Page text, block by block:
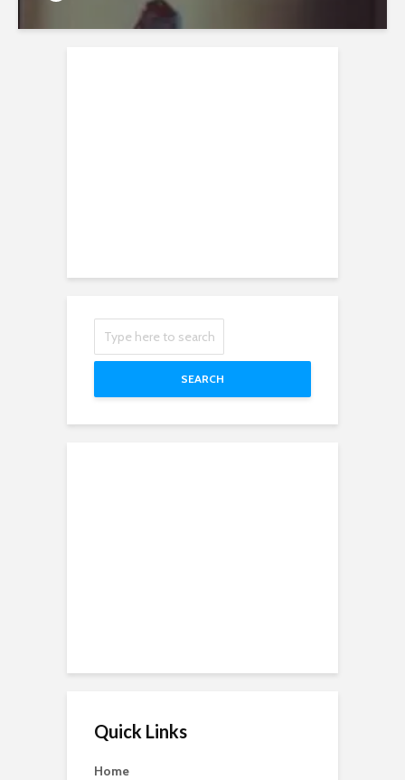
SEARCH
Quick Links
Home